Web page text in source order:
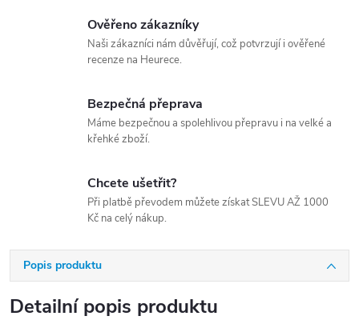
Ověřeno zákazníky
Naši zákazníci nám důvěřují, což potvrzují i ověřené
recenze na Heurece.
Bezpečná přeprava
Máme bezpečnou a spolehlivou přepravu i na velké a
křehké zboží.
Chcete ušetřit?
Při platbě převodem můžete získat SLEVU AŽ 1000
Kč na celý nákup.
Popis produktu
Detailní popis produktu